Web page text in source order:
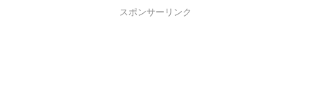
スポンサーリンク